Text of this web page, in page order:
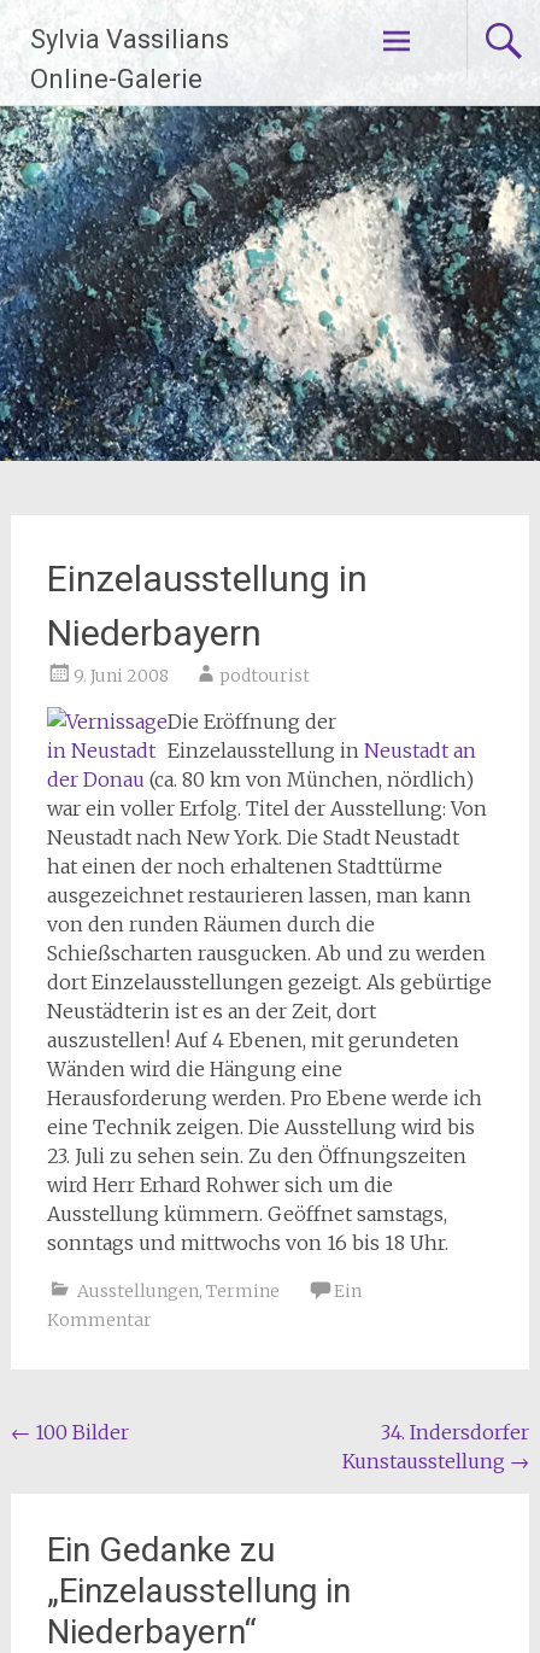
Inhalt
springen
Sylvia Vassilians
Online-Galerie
Einzelausstellung in
Niederbayern
9. Juni 2008 podtourist
Die Eröffnung der
Einzelausstellung in Neustadt an
der Donau (ca. 80 km von München, nördlich)
war ein voller Erfolg. Titel der Ausstellung: Von
Neustadt nach New York. Die Stadt Neustadt
hat einen der noch erhaltenen Stadttürme
ausgezeichnet restaurieren lassen, man kann
von den runden Räumen durch die
Schießscharten rausgucken. Ab und zu werden
dort Einzelausstellungen gezeigt. Als gebürtige
Neustädterin ist es an der Zeit, dort
auszustellen! Auf 4 Ebenen, mit gerundeten
Wänden wird die Hängung eine
Herausforderung werden. Pro Ebene werde ich
eine Technik zeigen. Die Ausstellung wird bis
23. Juli zu sehen sein. Zu den Öffnungszeiten
wird Herr Erhard Rohwer sich um die
Ausstellung kümmern. Geöffnet samstags,
sonntags und mittwochs von 16 bis 18 Uhr.
Ausstellungen, Termine
Ein
Kommentar
Beitragsnavigation
← 100 Bilder
34. Indersdorfer
Kunstausstellung →
Ein Gedanke zu
„Einzelausstellung in
Niederbayern“